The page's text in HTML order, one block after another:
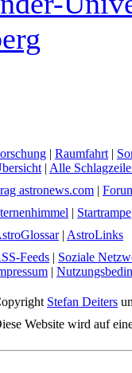
| Raumfahrt |
| Alle
astronews.com |
| Startrampe
| AstroLinks
Feeds | Soziale
|
Stefan Deiters
Website wird auf